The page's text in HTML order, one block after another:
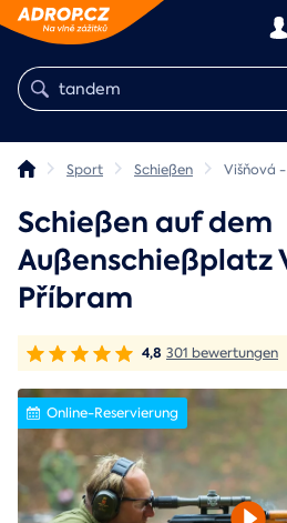
Sport Schießen Višňová
Schießen auf dem
Außenschießplatz
Příbram
4,8 301 bewertungen
Online-Reservierung